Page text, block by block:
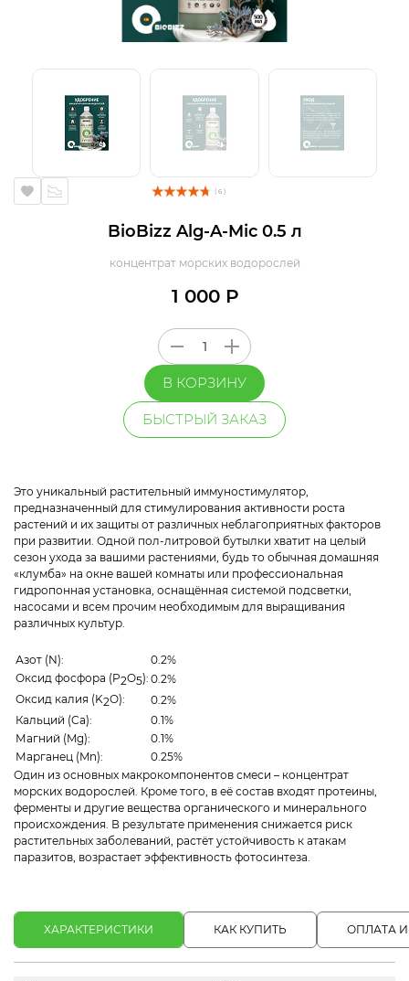
( 6 )
BioBizz Alg-A-Mic 0.5 л
концентрат морских водорослей
1 000 Р
В КОРЗИНУ
БЫСТРЫЙ ЗАКАЗ
Это уникальный растительный иммуностимулятор,
предназначенный для стимулирования активности роста
растений и их защиты от различных неблагоприятных факторов
при развитии. Одной пол-литровой бутылки хватит на целый
сезон ухода за вашими растениями, будь то обычная домашняя
«клумба» на окне вашей комнаты или профессиональная
гидропонная установка, оснащённая системой подсветки,
насосами и всем прочим необходимым для выращивания
различных культур.
Азот (N):
0.2%
Оксид фосфора (P2O5): 0.2%
Оксид калия (K2O):
0.2%
Кальций (Ca):
0.1%
Магний (Mg):
0.1%
Марганец (Mn):
0.25%
Один из основных макрокомпонентов смеси – концентрат
морских водорослей. Кроме того, в её состав входят протеины,
ферменты и другие вещества органического и минерального
происхождения. В результате применения снижается риск
растительных заболеваний, растёт устойчивость к атакам
паразитов, возрастает эффективность фотосинтеза.
ХАРАКТЕРИСТИКИ КАК КУПИТЬ ОПЛАТА